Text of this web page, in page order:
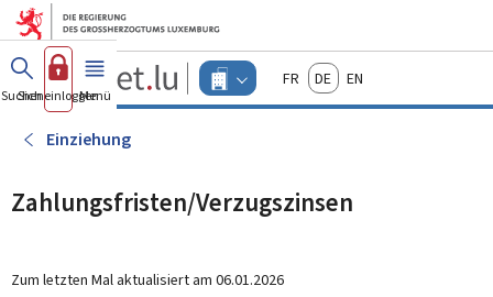
Zum Hauptmenü
Zum Inhalt
Guichet.lu
Changer
d'espace
actif
FrançaisDeutschEnglish
Suchen
Sich einloggen
Menü Haupt-
Einziehung
Zahlungsfristen/Verzugszinsen
Zum letzten Mal aktualisiert am 06.01.2026